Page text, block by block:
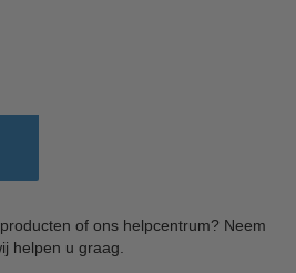
of ons helpcentrum? Neem
helpen u graag.